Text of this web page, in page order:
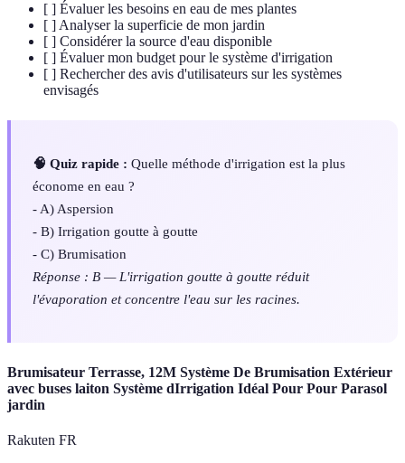
[ ] Évaluer les besoins en eau de mes plantes
[ ] Analyser la superficie de mon jardin
[ ] Considérer la source d'eau disponible
[ ] Évaluer mon budget pour le système d'irrigation
[ ] Rechercher des avis d'utilisateurs sur les systèmes
envisagés
🧠 Quiz rapide : Quelle méthode d'irrigation est la plus
économe en eau ?
- A) Aspersion
- B) Irrigation goutte à goutte
- C) Brumisation
Réponse : B — L'irrigation goutte à goutte réduit
l'évaporation et concentre l'eau sur les racines.
Brumisateur Terrasse, 12M Système De Brumisation Extérieur
avec buses laiton Système dIrrigation Idéal Pour Pour Parasol
jardin
Rakuten FR